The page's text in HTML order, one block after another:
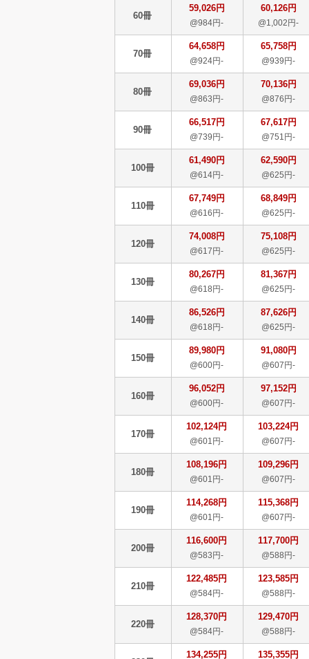
60冊
59,026円
@984円-
60,126円
@1,002円-
70冊
64,658円
@924円-
65,758円
@939円-
80冊
69,036円
@863円-
70,136円
@876円-
90冊
66,517円
@739円-
67,617円
@751円-
100冊
61,490円
@614円-
62,590円
@625円-
110冊
67,749円
@616円-
68,849円
@625円-
120冊
74,008円
@617円-
75,108円
@625円-
130冊
80,267円
@618円-
81,367円
@625円-
140冊
86,526円
@618円-
87,626円
@625円-
150冊
89,980円
@600円-
91,080円
@607円-
160冊
96,052円
@600円-
97,152円
@607円-
170冊
102,124円
@601円-
103,224円
@607円-
180冊
108,196円
@601円-
109,296円
@607円-
190冊
114,268円
@601円-
115,368円
@607円-
200冊
116,600円
@583円-
117,700円
@588円-
210冊
122,485円
@584円-
123,585円
@588円-
220冊
128,370円
@584円-
129,470円
@588円-
134,255円 135,355円